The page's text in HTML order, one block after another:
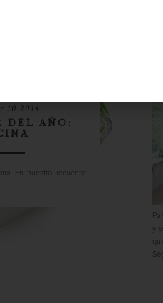
10 2014
DEL AÑO:
En nuestro recuento
y